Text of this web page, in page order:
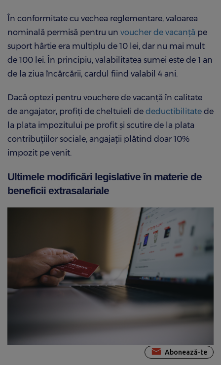
În conformitate cu vechea reglementare, valoarea
nominală permisă pentru un voucher de vacanţă pe
suport hârtie era multiplu de 10 lei, dar nu mai mult
de 100 lei. În principiu, valabilitatea sumei este de 1 an
de la ziua încărcării, cardul fiind valabil 4 ani.
Dacă optezi pentru vouchere de vacanţă în calitate
de angajator, profiţi de cheltuieli de deductibilitate de
la plata impozitului pe profit şi scutire de la plata
contribuțiilor sociale, angajaţii plătind doar 10%
impozit pe venit.
Ultimele modificări legislative în materie de
beneficii extrasalariale
Abonează-te